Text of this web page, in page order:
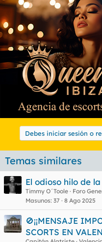
Debes iniciar sesión o
Temas similares
El odioso hilo de
Timmy O´Toole
Foro
Masunos 37 8 Ago 2025
🚫¡¡MENSAJE
SCORTS EN